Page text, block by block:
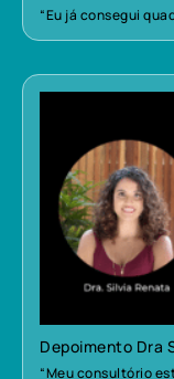
“Eu já consegui
Depoimento Dra
“Meu consultório